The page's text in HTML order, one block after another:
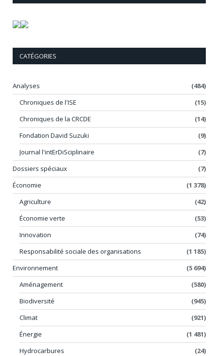
CATÉGORIES
Analyses
(484)
Chroniques de l'ISE
(15)
Chroniques de la CRCDE
(14)
Fondation David Suzuki
(9)
Journal l'intErDiSciplinaire
(7)
Dossiers spéciaux
(7)
Économie
(1 378)
Agriculture
(42)
Économie verte
(53)
Innovation
(74)
Responsabilité sociale des organisations
(1 185)
Environnement
(5 694)
Aménagement
(580)
Biodiversité
(945)
Climat
(921)
Énergie
(1 481)
Hydrocarbures
(24)